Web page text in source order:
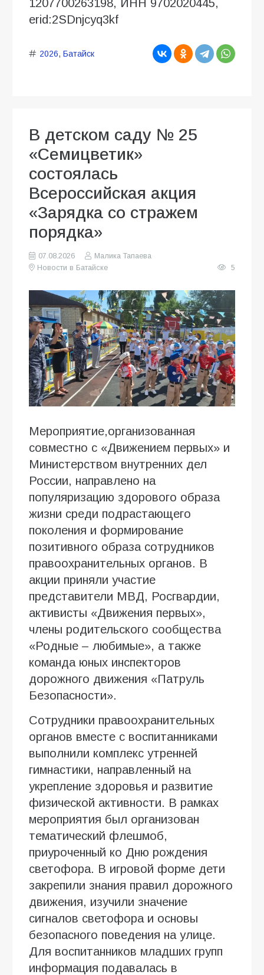
1207700263198, ИНН 9702020445,
erid:2SDnjcyq3kf
2026, Батайск
В детском саду № 25
«Семицветик»
состоялась
Всероссийская акция
«Зарядка со стражем
порядка»
07.08.2026
Малика Тапаева
Новости в Батайске
5
Мероприятие,организованная
совместно с «Движением первых» и
Министерством внутренних дел
России, направлено на
популяризацию здорового образа
жизни среди подрастающего
поколения и формирование
позитивного образа сотрудников
правоохранительных органов. В
акции приняли участие
представители МВД, Росгвардии,
активисты «Движения первых»,
члены родительского сообщества
«Родные – любимые», а также
команда юных инспекторов
дорожного движения «Патруль
Безопасности».
Сотрудники правоохранительных
органов вместе с воспитанниками
выполнили комплекс утренней
гимнастики, направленный на
укрепление здоровья и развитие
физической активности. В рамках
мероприятия был организован
тематический флешмоб,
приуроченный ко Дню рождения
светофора. В игровой форме дети
закрепили знания правил дорожного
движения, изучили значение
сигналов светофора и основы
безопасного поведения на улице.
Для воспитанников младших групп
информация подавалась в